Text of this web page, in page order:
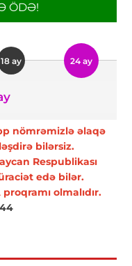
ÖDƏ!
18 ay 24 ay
nömrəmizlə əlaqə
bilərsiz.
Respublikası
edə bilər.
olmalıdır.